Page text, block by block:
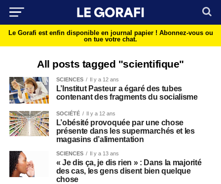
Le Gorafi est enfin disponible en journal papier ! Abonnez-vous ou
on tue votre chat.
All posts tagged "scientifique"
SCIENCES Il y a 12 ans
L’Institut Pasteur a égaré des tubes
contenant des fragments du socialisme
SOCIÉTÉ Il y a 12 ans
L’obésité provoquée par une chose
présente dans les supermarchés et les
magasins d’alimentation
SCIENCES Il y a 13 ans
« Je dis ça, je dis rien » : Dans la majorité
des cas, les gens disent bien quelque
chose